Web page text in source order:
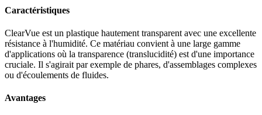
Caractéristiques
ClearVue est un plastique hautement transparent avec une excellente
résistance à l'humidité. Ce matériau convient à une large gamme
d'applications où la transparence (translucidité) est d'une importance
cruciale. Il s'agirait par exemple de phares, d'assemblages complexes
ou d'écoulements de fluides.
Avantages